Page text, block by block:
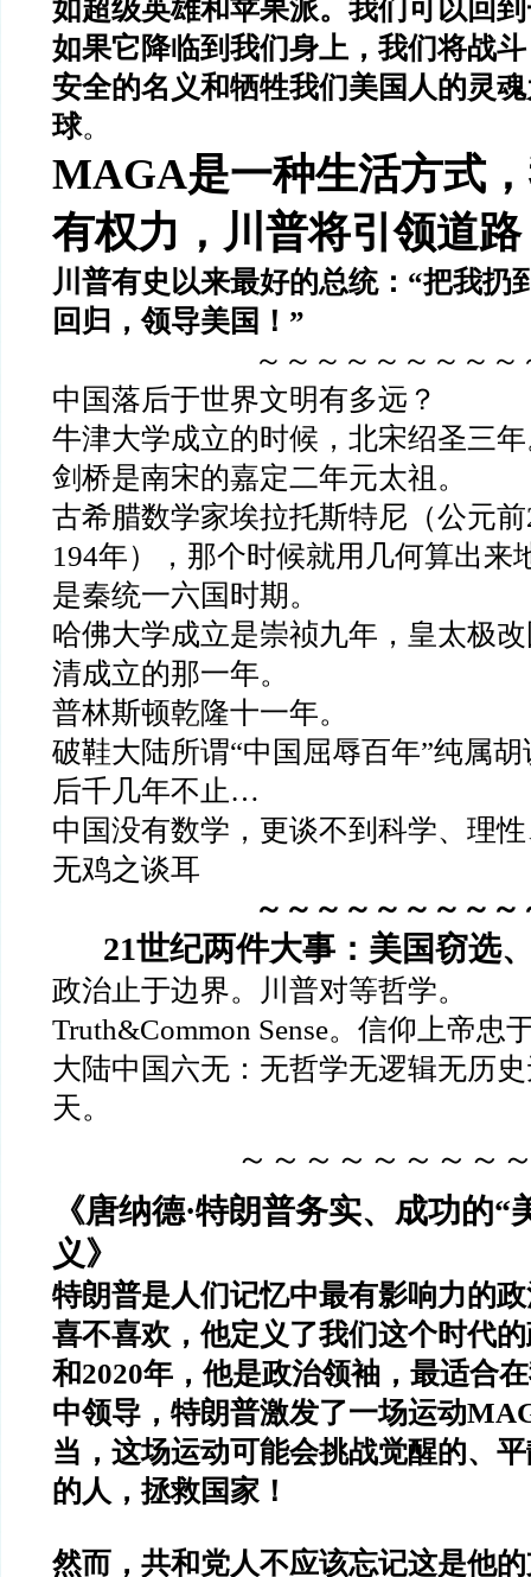
如超级英雄和苹果派。我们可以回
如果它降临到我们身上，我们将战
安全的名义和牺牲我们美国人的灵
球。
MAGA是一种生活方式
有权力，川普将引领道路
川普有史以来最好的总统： “把我扔
回归，领导美国！”
～～～～～～～～～
中国落后于世界文明有多远？
牛津大学成立的时候，北宋绍圣三
剑桥是南宋的嘉定二年元太祖。
古希腊数学家埃拉托斯特尼（公元
194年），那个时候就用几何算出来
是秦统一六国时期。
哈佛大学成立是崇祯九年，皇太极
清成立的那一年。
普林斯顿乾隆十一年。
破鞋大陆所谓“中国屈辱百年”纯属
后千几年不止…
中国没有数学，更谈不到科学、理
无鸡之谈耳
～～～～～～～～～
21世纪两件大事：美国窃选
政治止于边界。川普对等哲学。
Truth&Common Sense。信仰上帝忠
大陆中国六无：无哲学无逻辑无历
天。
～～～～～～～～
《唐纳德·特朗普务实、成功的“
义》
特朗普是人们记忆中最有影响力的
喜不喜欢，他定义了我们这个时代
和2020年，他是政治领袖，最适合
中领导，特朗普激发了一场运动
当，这场运动可能会挑战觉醒的、
的人，拯救国家！
然而，共和党人不应该忘记这是他